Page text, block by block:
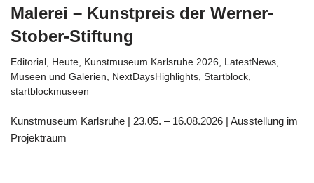
Malerei – Kunstpreis der Werner-
Stober-Stiftung
Editorial , Heute, Kunstmuseum Karlsruhe 2026, LatestNews,
Museen und Galerien, NextDaysHighlights, Startblock,
startblockmuseen
Kunstmuseum Karlsruhe | 23.05. – 16.08.2026 | Ausstellung im
Projektraum